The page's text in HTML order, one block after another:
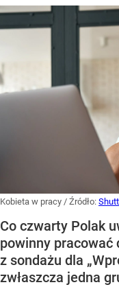
Kobieta w pracy / Źródło:
Co czwarty Polak
powinny pracować
z sondażu dla
zwłaszcza jedna